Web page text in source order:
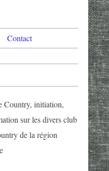
Contact
Country, initiation,
sur les divers club
de la région